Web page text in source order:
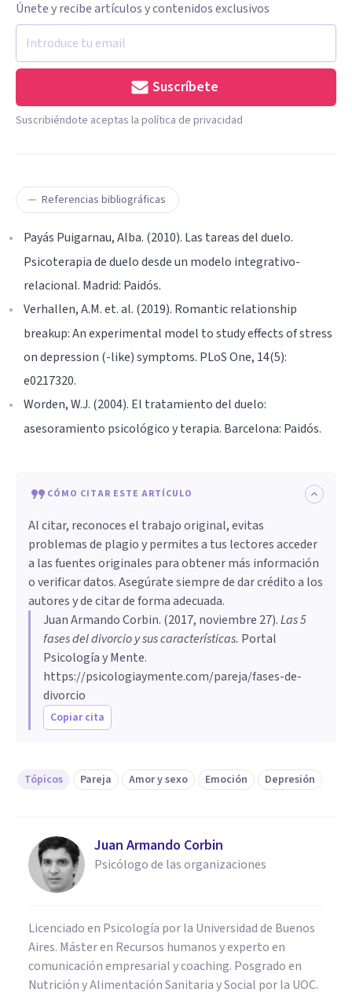
Únete y recibe artículos y contenidos exclusivos
Suscríbete
Suscribiéndote aceptas la política de privacidad
Referencias bibliográficas
Payás Puigarnau, Alba. (2010). Las tareas del duelo.
Psicoterapia de duelo desde un modelo integrativo-
relacional. Madrid: Paidós.
Verhallen, A.M. et. al. (2019). Romantic relationship
breakup: An experimental model to study effects of stress
on depression (-like) symptoms. PLoS One, 14(5):
e0217320.
Worden, W.J. (2004). El tratamiento del duelo:
asesoramiento psicológico y terapia. Barcelona: Paidós.
CÓMO CITAR ESTE ARTÍCULO
Al citar, reconoces el trabajo original, evitas
problemas de plagio y permites a tus lectores acceder
a las fuentes originales para obtener más información
o verificar datos. Asegúrate siempre de dar crédito a los
autores y de citar de forma adecuada.
Juan Armando Corbin. (2017, noviembre 27).Las 5
fases del divorcio y sus características. Portal
Psicología y Mente.
https://psicologiaymente.com/pareja/fases-de-
divorcio
Copiar cita
Tópicos Pareja Amor y sexo Emoción Depresión
Juan Armando Corbin
Psicólogo de las organizaciones
Licenciado en Psicología por la Universidad de Buenos
Aires. Máster en Recursos humanos y experto en
comunicación empresarial y coaching. Posgrado en
Nutrición y Alimentación Sanitaria y Social por la UOC.